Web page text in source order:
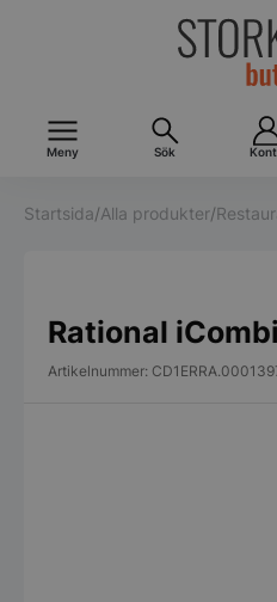
Meny Sök
Startsida/Alla produkter/
Rational
Artikelnummer: